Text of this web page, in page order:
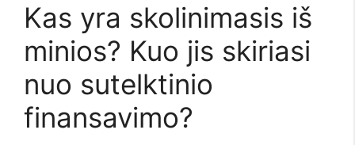
Kas yra skolinimasis iš
minios? Kuo jis skiriasi
nuo sutelktinio
finansavimo?